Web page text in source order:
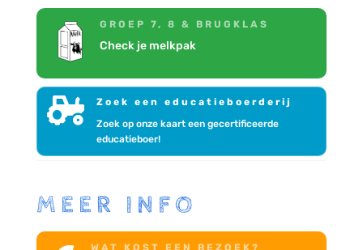
GROEP 7, 8 & BRUGKLAS
Check je melkpak

Zoek een educatieboerderij
Zoek op onze kaart een gecertificeerde
educatieboer!
MEER INFO
WAT KOST EEN BEZOEK?